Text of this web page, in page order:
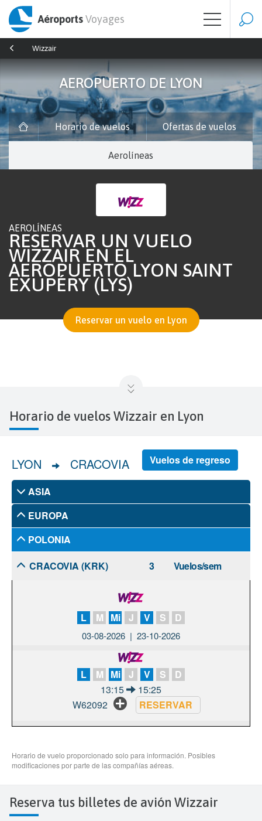
AéroportsVoyages
Wizzair
AEROPUERTO DE LYON
Horario de vuelos Ofertas de vuelos
Aerolíneas
AEROLÍNEAS
RESERVAR UN VUELO
WIZZAIR EN EL
AEROPUERTO LYON SAINT
EXUPÉRY (LYS)
Reservar un vuelo en Lyon
Horario de vuelos Wizzair en Lyon
Reserva tus billetes de avión Wizzair